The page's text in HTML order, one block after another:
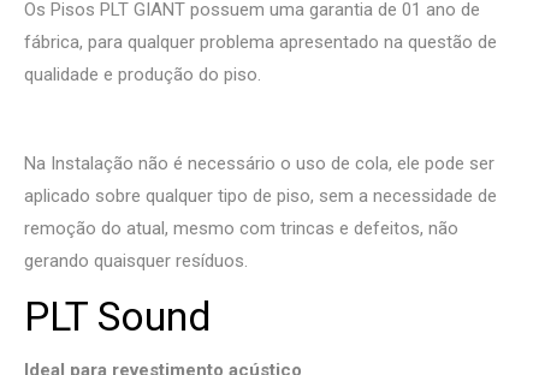
Os Pisos PLT GIANT possuem uma garantia de 01 ano de
fábrica, para qualquer problema apresentado na questão de
qualidade e produção do piso.
Na Instalação não é necessário o uso de cola, ele pode ser
aplicado sobre qualquer tipo de piso, sem a necessidade de
remoção do atual, mesmo com trincas e defeitos, não
gerando quaisquer resíduos.
PLT Sound
Ideal para revestimento acústico